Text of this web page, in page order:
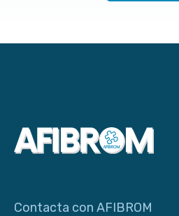
Contacta con AFIBROM